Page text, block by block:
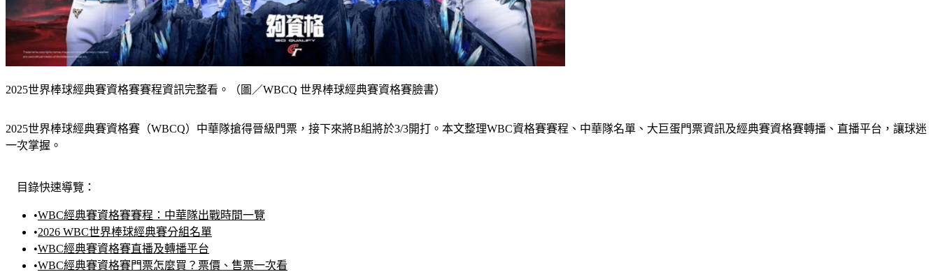
2025世界棒球經典賽資格賽賽程資訊完整看。（圖／WBCQ 世界棒球經典賽資格賽臉書）
2025世界棒球經典賽資格賽（WBCQ）中華隊搶得晉級門票，接下來將B組將於3/3開打。本文整理WBC資格賽賽程、中華隊名單、大巨蛋門票資訊及經典賽資格賽轉播、直播平台，讓球迷
一次掌握。
目錄快速導覽：
•WBC經典賽資格賽賽程：中華隊出戰時間一覽
•2026 WBC世界棒球經典賽分組名單
•WBC經典賽資格賽直播及轉播平台
•WBC經典賽資格賽門票怎麼買？票價、售票一次看